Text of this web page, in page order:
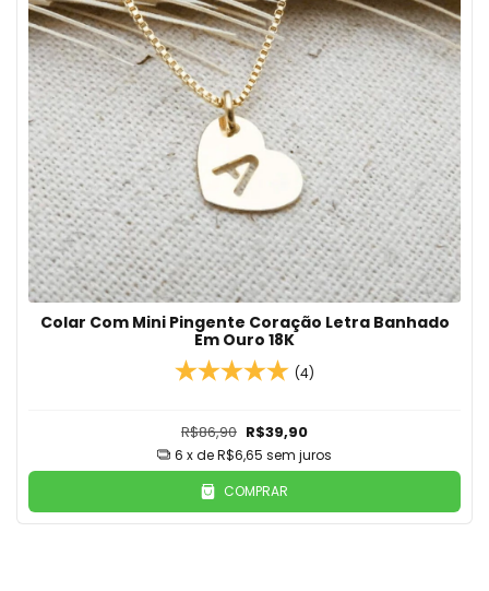
Colar Com Mini Pingente Coração Letra Banhado
Em Ouro 18K
(4)
R$86,90 R$39,90
6 x deR$6,65 sem juros
COMPRAR